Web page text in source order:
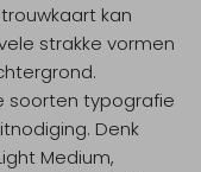
kan
strakke vormen
soorten typografie
Denk
Medium,